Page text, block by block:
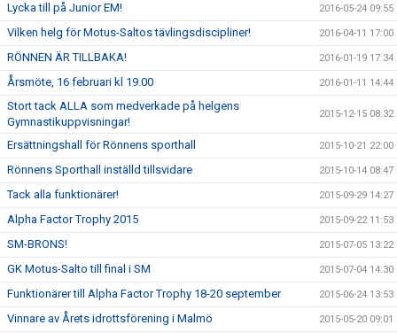
Lycka till på Junior EM! 2016-05-24 09:55
Vilken helg för Motus-Saltos tävlingsdiscipliner! 2016-04-11 17:00
RÖNNEN ÄR TILLBAKA! 2016-01-19 17:34
Årsmöte, 16 februari kl 19.00 2016-01-11 14:44
Stort tack ALLA som medverkade på helgens
Gymnastikuppvisningar!
2015-12-15 08:32
Ersättningshall för Rönnens sporthall 2015-10-21 22:00
Rönnens Sporthall inställd tillsvidare 2015-10-14 08:47
Tack alla funktionärer! 2015-09-29 14:27
Alpha Factor Trophy 2015 2015-09-22 11:53
SM-BRONS! 2015-07-05 13:22
GK Motus-Salto till final i SM 2015-07-04 14:30
Funktionärer till Alpha Factor Trophy 18-20 september 2015-06-24 13:53
Vinnare av Årets idrottsförening i Malmö 2015-05-20 09:01